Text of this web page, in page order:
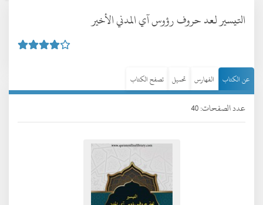
التيسير لعد حروف رؤوس آي المدني الأخير
عن الكتاب الفهارس تحميل تصفح الكتاب
عدد الصفحات: 40